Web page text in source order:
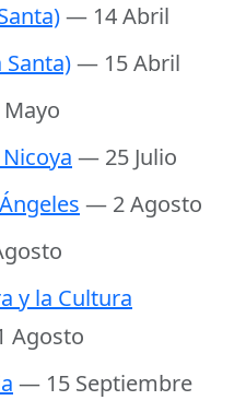
— 14 Abril
Santa)— 15 Abril
— 25 Julio
— 2 Agosto
y la Cultura
Agosto
— 15 Septiembre